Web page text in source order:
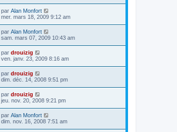
par Alan Monfort
mer. mars 18, 2009 9:12 am
par Alan Monfort
sam. mars 07, 2009 10:43 am
par drouizig
ven. janv. 23, 2009 8:16 am
par drouizig
dim. déc. 14, 2008 9:51 pm
par drouizig
jeu. nov. 20, 2008 9:21 pm
par Alan Monfort
dim. nov. 16, 2008 7:51 am